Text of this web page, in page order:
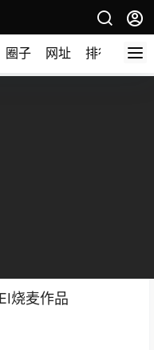
圈子 网址 排行榜
烧麦作品